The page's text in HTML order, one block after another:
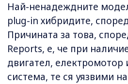
Най-ненадеждните
plug-in хибридите,
Причината за това,
Reports, е, че при
двигател, електромотор
система, те ся уязвими